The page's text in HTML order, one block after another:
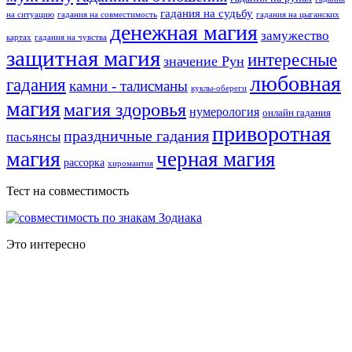
на ситуацию гадания на совместимость гадания на судьбу гадания на цыганских
картах гадания на чувства денежная магия замужество
защитная магия значение Рун интересные
гадания камни - талисманы куклы-обереги любовная
магиямагия здоровья нумерология онлайн гадания
пасьянсы праздничные гаданияприворотная
магия рассорка хиромантия черная магия
Тест на совместимость
Это интересно